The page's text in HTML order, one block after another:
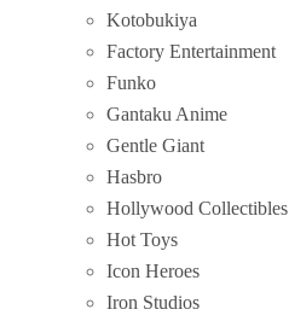
Kotobukiya
Factory Entertainment
Funko
Gantaku Anime
Gentle Giant
Hasbro
Hollywood Collectibles
Hot Toys
Icon Heroes
Iron Studios